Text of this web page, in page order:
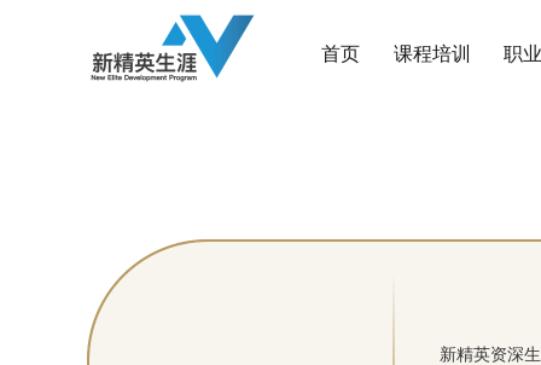
首页 课程培训 职
新精英资深